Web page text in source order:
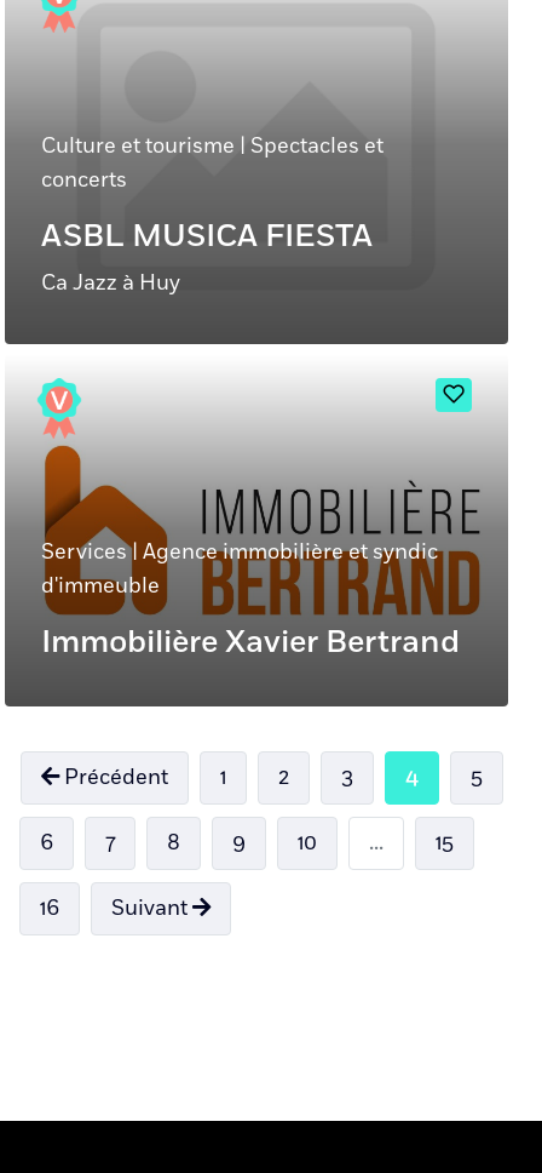
Culture et tourisme | Spectacles et
concerts
ASBL MUSICA FIESTA
Ca Jazz à Huy
Services| Agence immobilière et syndic
d'immeuble
Immobilière Xavier Bertrand
Précédent 1 2 3 4 5
6 7 8 9 10 ... 15
16 Suivant